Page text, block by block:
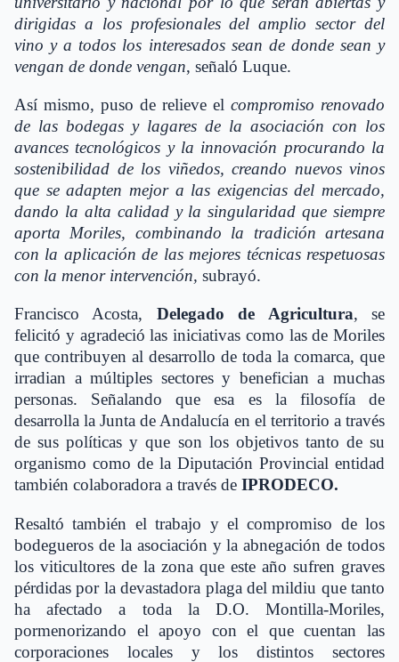
dirigidas a los profesionales del amplio sector del
vino y a todos los interesados sean de donde sean y
vengan de donde vengan, señaló Luque.
Así mismo, puso de relieve el compromiso renovado
de las bodegas y lagares de la asociación con los
avances tecnológicos y la innovación procurando la
sostenibilidad de los viñedos, creando nuevos vinos
que se adapten mejor a las exigencias del mercado,
dando la alta calidad y la singularidad que siempre
aporta Moriles, combinando la tradición artesana
con la aplicación de las mejores técnicas respetuosas
con la menor intervención, subrayó.
Francisco Acosta, Delegado de Agricultura, se
felicitó y agradeció las iniciativas como las de Moriles
que contribuyen al desarrollo de toda la comarca, que
irradian a múltiples sectores y benefician a muchas
personas. Señalando que esa es la filosofía de
desarrolla la Junta de Andalucía en el territorio a través
de sus políticas y que son los objetivos tanto de su
organismo como de la Diputación Provincial entidad
también colaboradora a través de IPRODECO.
Resaltó también el trabajo y el compromiso de los
bodegueros de la asociación y la abnegación de todos
los viticultores de la zona que este año sufren graves
pérdidas por la devastadora plaga del mildiu que tanto
ha afectado a toda la D.O. Montilla-Moriles,
pormenorizando el apoyo con el que cuentan las
corporaciones locales y los distintos sectores